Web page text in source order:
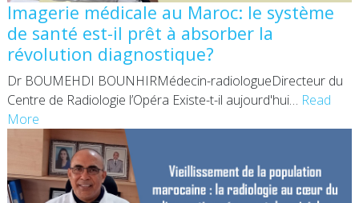
Imagerie médicale au Maroc: le système
de santé est-il prêt à absorber la
révolution diagnostique?
Dr BOUMEHDI BOUNHIRMédecin-radiologueDirecteur du
Centre de Radiologie l’Opéra Existe-t-il aujourd'hui… Read
More